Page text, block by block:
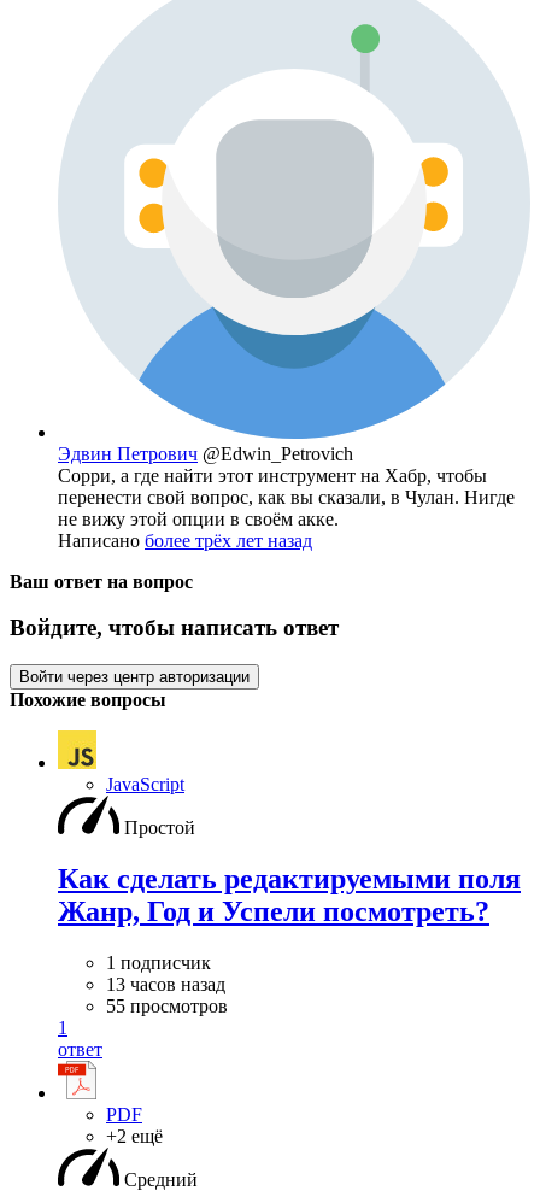
Эдвин Петрович @Edwin_Petrovich
Сорри, а где найти этот инструмент на Хабр, чтобы
перенести свой вопрос, как вы сказали, в Чулан. Нигде
не вижу этой опции в своём акке.
Написано более трёх лет назад
Ваш ответ на вопрос
Войдите, чтобы написать ответ
Войти через центр авторизации
Похожие вопросы
JavaScript
Простой
Как сделать редактируемыми поля
Жанр, Год и Успели посмотреть?
1 подписчик
13 часов назад
55 просмотров
1
ответ
PDF
+2 ещё
Средний